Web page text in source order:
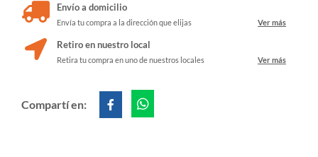
Envío a domicilio
Envía tu compra a la dirección que elijas Ver más
Retiro en nuestro local
Retira tu compra en uno de nuestros locales Ver más
Compartí en: